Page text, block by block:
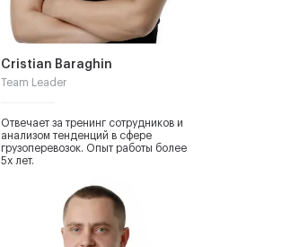
Cristian Baraghin
Team Leader
Отвечает за тренинг сотрудников и
анализом тенденций в сфере
грузоперевозок. Опыт работы более
5х лет.